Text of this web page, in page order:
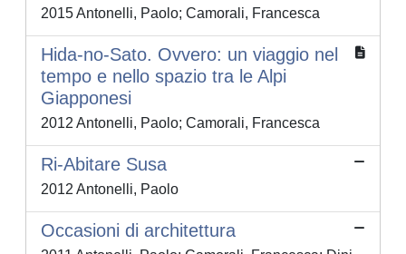
2015 Antonelli, Paolo; Camorali, Francesca
Hida-no-Sato. Ovvero: un viaggio nel
tempo e nello spazio tra le Alpi
Giapponesi
2012 Antonelli, Paolo; Camorali, Francesca
Ri-Abitare Susa
2012 Antonelli, Paolo
Occasioni di architettura